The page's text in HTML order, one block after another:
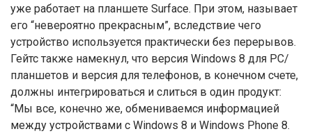
уже работает на планшете Surface. При этом, называет
его “невероятно прекрасным”, вследствие чего
устройство используется практически без перерывов.
Гейтс также намекнул, что версия Windows 8 для PC/
планшетов и версия для телефонов, в конечном счете,
должны интегрироваться и слиться в один продукт:
“Мы все, конечно же, обмениваемся информацией
между устройствами с Windows 8 и Windows Phone 8.